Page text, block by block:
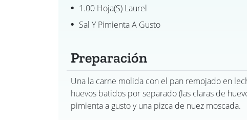
1.00 Hoja(s) Laurel
Sal Y Pimienta A Gusto
Preparación
Una la carne molida con el pan remojado en
huevos batidos por separado (las claras de
pimienta a gusto y una pizca de nuez moscada.